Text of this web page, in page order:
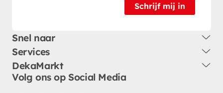
Schrijf mij in
Snel naar
Services
DekaMarkt
Volg ons op Social Media